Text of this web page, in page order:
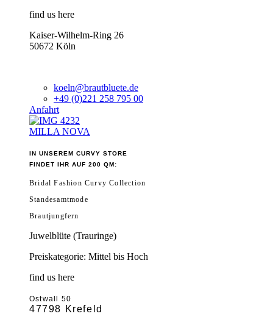
find us here
Kaiser-Wilhelm-Ring 26
50672 Köln
koeln@brautbluete.de
+49 (0)221 258 795 00
Anfahrt
MILLA NOVA
IN UNSEREM CURVY STORE
FINDET IHR AUF 200 QM:
Bridal Fashion Curvy Collection
Standesamtmode
Brautjungfern
Juwelblüte (Trauringe)
Preiskategorie: Mittel bis Hoch
find us here
Ostwall 50
47798 Krefeld